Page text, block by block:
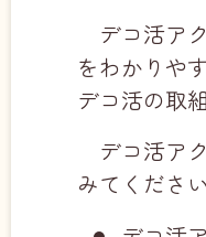
デコ活ア
をわかりや
デコ活の取
デコ活ア
みてください